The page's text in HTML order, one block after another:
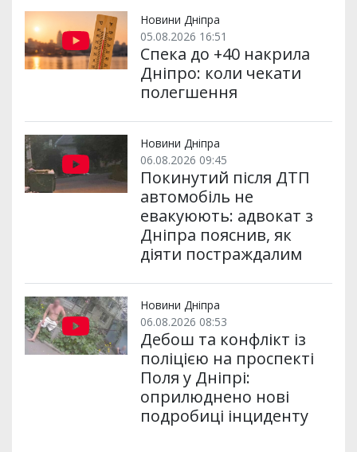
и k m p
Новини Дніпра
05.08.2026 16:51
Спека до +40 накрила
Дніпро: коли чекати
полегшення
Новини Дніпра
06.08.2026 09:45
Покинутий після ДТП
автомобіль не
евакуюють: адвокат з
Дніпра пояснив, як
діяти постраждалим
Новини Дніпра
06.08.2026 08:53
Дебош та конфлікт із
поліцією на проспекті
Поля у Дніпрі:
оприлюднено нові
подробиці інциденту